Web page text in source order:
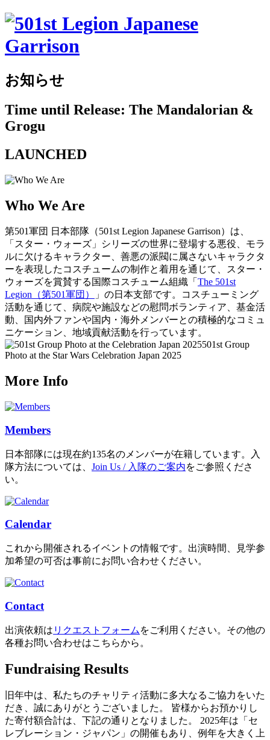
お知らせ
Time until Release: The Mandalorian &
Grogu
LAUNCHED
Who We Are
第501軍団 日本部隊（501st Legion Japanese Garrison）は、
「スター・ウォーズ」シリーズの世界に登場する悪役、モラ
ルに欠けるキャラクター、善悪の派閥に属さないキャラクタ
ーを表現したコスチュームの制作と着用を通じて、スター・
ウォーズを賞賛する国際コスチューム組織「 The 501st
Legion（第501軍団）
」の日本支部です。コスチューミング
活動を通じて、病院や施設などの慰問ボランティア、基金活
動、国内外ファンや国内・海外メンバーとの積極的なコミュ
ニケーション、地域貢献活動を行っています。
501st Group
Photo at the Star Wars Celebration Japan 2025
More Info
Members
日本部隊には現在約135名のメンバーが在籍しています。入
隊方法については、 Join Us / 入隊のご案内をご参照くださ
い。
Calendar
これから開催されるイベントの情報です。出演時間、見学参
加希望の可否は事前にお問い合わせください。
Contact
出演依頼は リクエストフォーム をご利用ください。その他の
各種お問い合わせはこちらから。
Fundraising Results
旧年中は、私たちのチャリティ活動に多大なるご協力をいた
だき、誠にありがとうございました。 皆様からお預かりし
た寄付額合計は、下記の通りとなりました。 2025年は「セ
レブレーション・ジャパン」の開催もあり、例年を大きく上